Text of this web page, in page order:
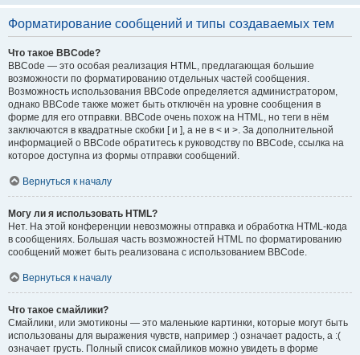
Форматирование сообщений и типы создаваемых тем
Что такое BBCode?
BBCode — это особая реализация HTML, предлагающая большие
возможности по форматированию отдельных частей сообщения.
Возможность использования BBCode определяется администратором,
однако BBCode также может быть отключён на уровне сообщения в
форме для его отправки. BBCode очень похож на HTML, но теги в нём
заключаются в квадратные скобки [ и ], а не в < и >. За дополнительной
информацией о BBCode обратитесь к руководству по BBCode, ссылка на
которое доступна из формы отправки сообщений.
Вернуться к началу
Могу ли я использовать HTML?
Нет. На этой конференции невозможны отправка и обработка HTML-кода
в сообщениях. Большая часть возможностей HTML по форматированию
сообщений может быть реализована с использованием BBCode.
Вернуться к началу
Что такое смайлики?
Смайлики, или эмотиконы — это маленькие картинки, которые могут быть
использованы для выражения чувств, например :) означает радость, а :(
означает грусть. Полный список смайликов можно увидеть в форме